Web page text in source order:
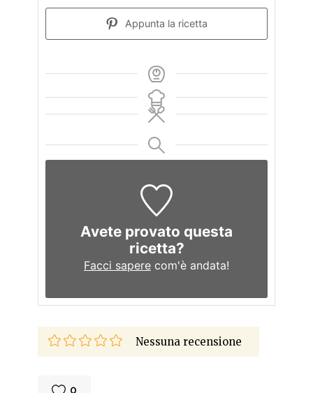
Appunta la ricetta
Avete provato questa
ricetta?
Facci sapere com'è andata!
Nessuna recensione